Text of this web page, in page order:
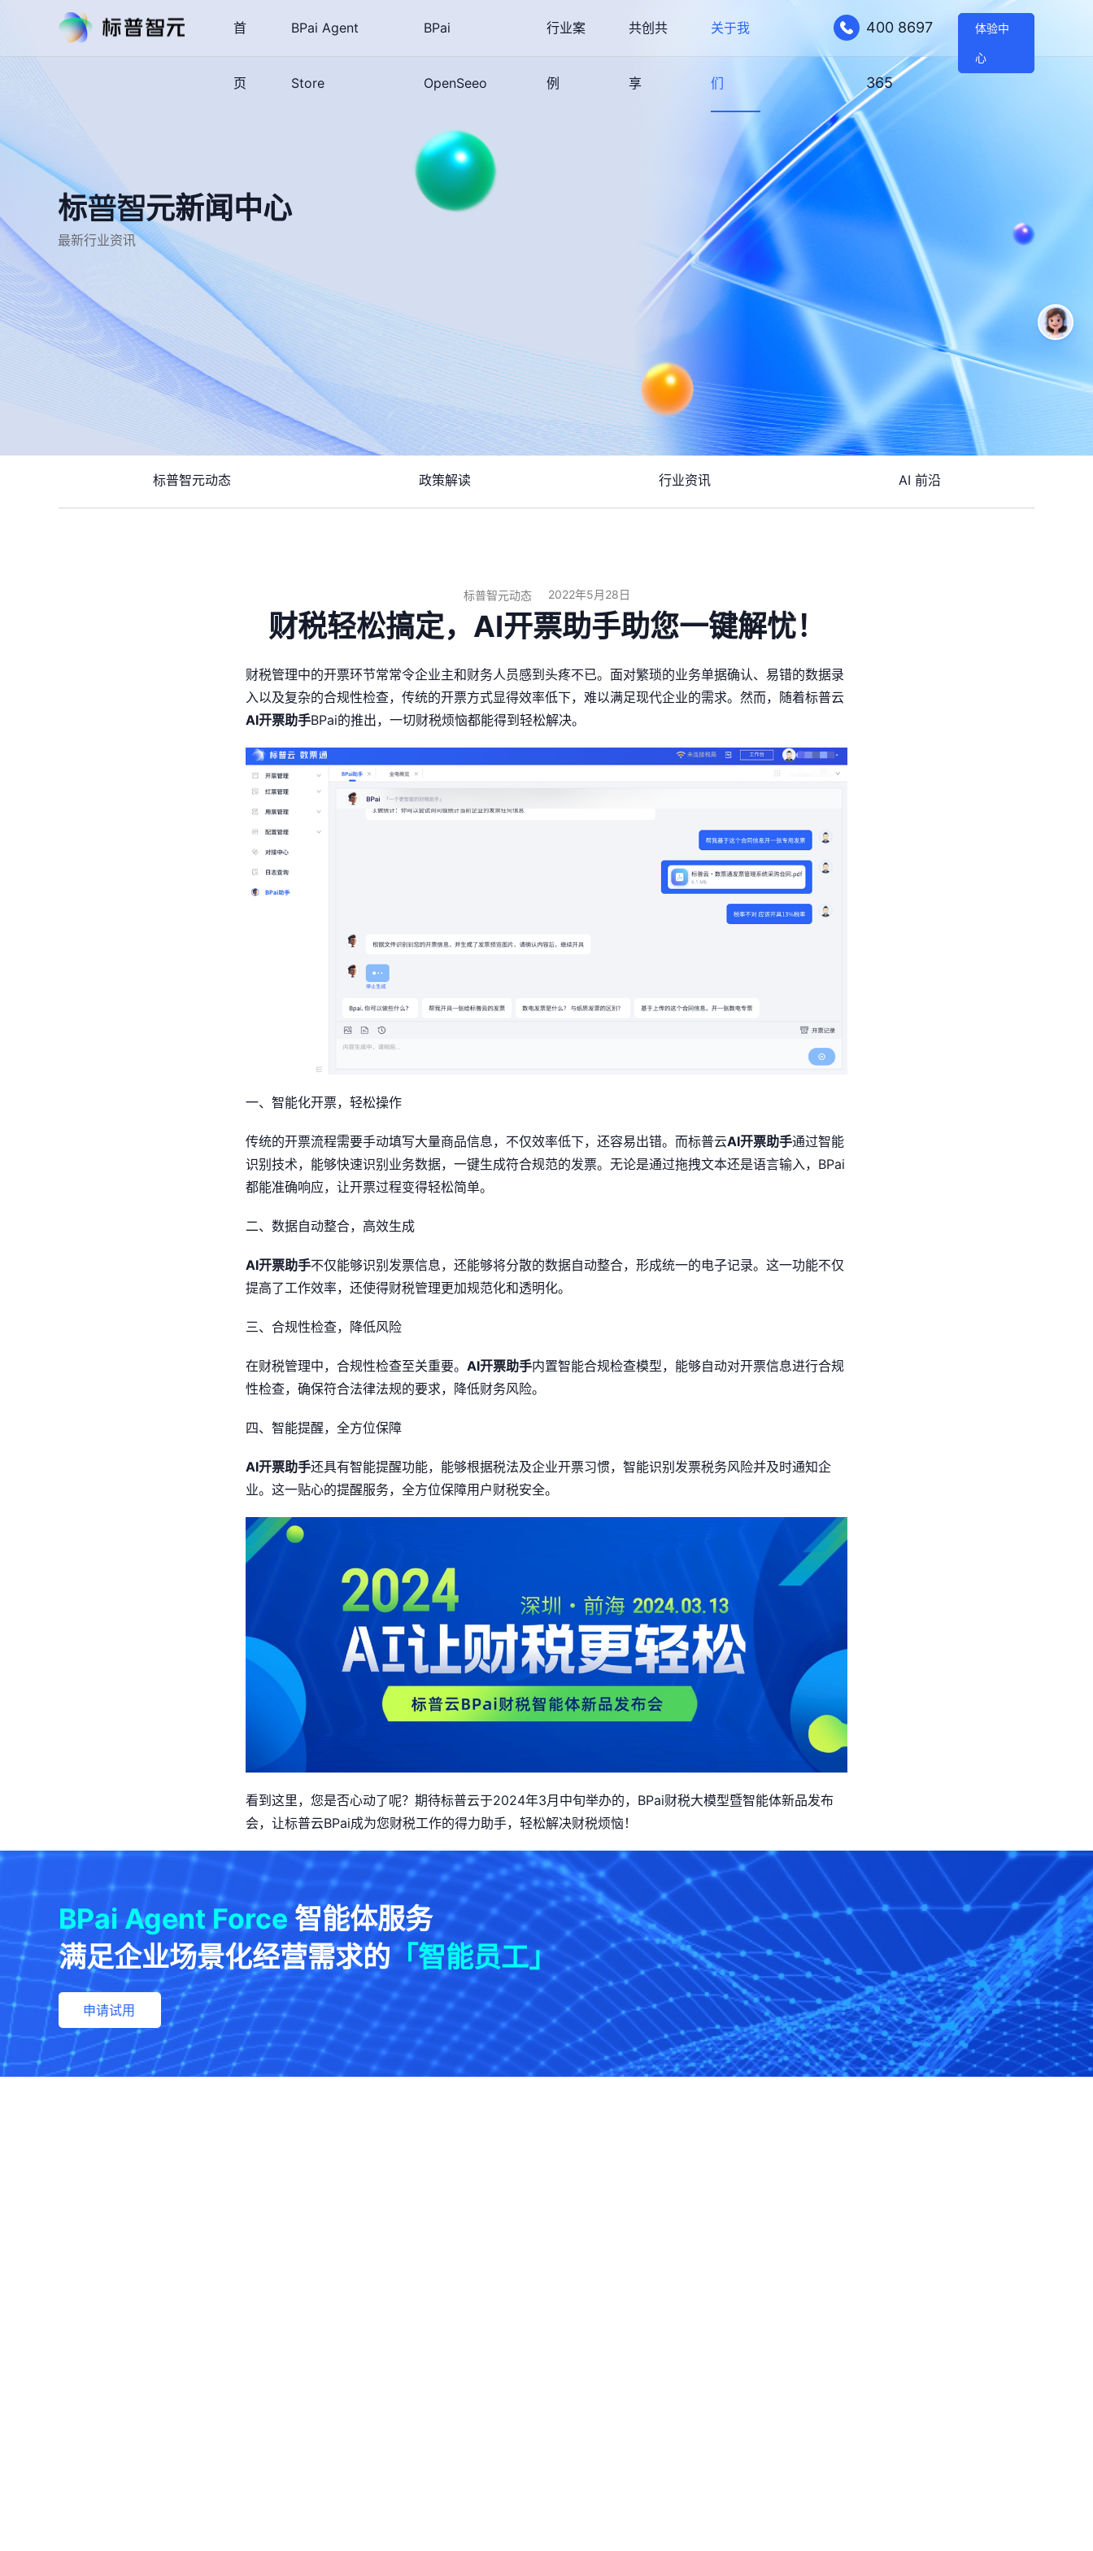
首
页
BPai Agent
Store
BPai
OpenSeeo
行业案
例
共创共
享
关于我
们
400 8697
365
体验中
心
标普智元新闻中心
最新行业资讯
标普智元动态 政策解读 行业资讯 AI 前沿
标普智元动态 2022年5月28日
财税轻松搞定，AI开票助手助您一键解忧！
财税管理中的开票环节常常令企业主和财务人员感到头疼不已。面对繁琐的业务单据确认、易错的数据录
入以及复杂的合规性检查，传统的开票方式显得效率低下，难以满足现代企业的需求。然而，随着标普云
AI开票助手BPai的推出，一切财税烦恼都能得到轻松解决。
一、智能化开票，轻松操作
传统的开票流程需要手动填写大量商品信息，不仅效率低下，还容易出错。而标普云AI开票助手通过智能
识别技术，能够快速识别业务数据，一键生成符合规范的发票。无论是通过拖拽文本还是语言输入，BPai
都能准确响应，让开票过程变得轻松简单。
二、数据自动整合，高效生成
AI开票助手不仅能够识别发票信息，还能够将分散的数据自动整合，形成统一的电子记录。这一功能不仅
提高了工作效率，还使得财税管理更加规范化和透明化。
三、合规性检查，降低风险
在财税管理中，合规性检查至关重要。 AI开票助手内置智能合规检查模型，能够自动对开票信息进行合规
性检查，确保符合法律法规的要求，降低财务风险。
四、智能提醒，全方位保障
AI开票助手还具有智能提醒功能，能够根据税法及企业开票习惯，智能识别发票税务风险并及时通知企
业。这一贴心的提醒服务，全方位保障用户财税安全。
看到这里，您是否心动了呢？期待标普云于2024年3月中旬举办的，BPai财税大模型暨智能体新品发布
会，让标普云BPai成为您财税工作的得力助手，轻松解决财税烦恼！
BPai Agent Force智能体服务
满足企业场景化经营需求的「智能员工」
申请试用